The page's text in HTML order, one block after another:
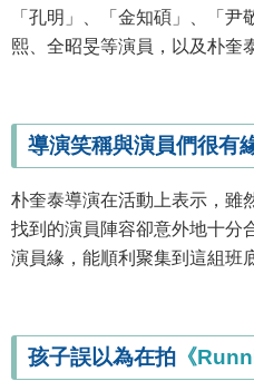
「孔明」、「金知碩」、「
熙、全昭旻等演員，以及朴奎
導演笑稱與演員們很有
朴奎泰導演在活動上表示，雖
找到的演員陣容卻意外地十分
演員緣，能順利聚集到這組班
孩子誤以為在拍 《